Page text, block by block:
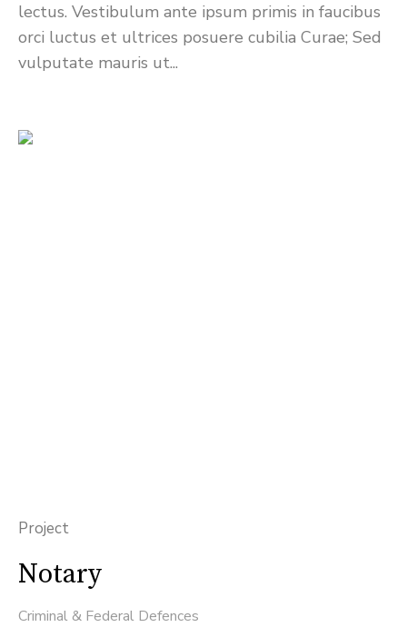
lectus. Vestibulum ante ipsum primis in faucibus
orci luctus et ultrices posuere cubilia Curae; Sed
vulputate mauris ut...
Project
Notary
Criminal & Federal Defences